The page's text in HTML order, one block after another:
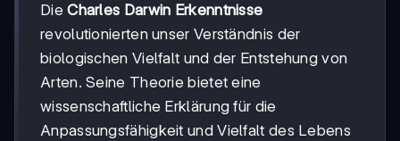
DieCharles Darwin Erkenntnisse
revolutionierten unser Verständnis der
biologischen Vielfalt und der Entstehung von
Arten. Seine Theorie bietet eine
wissenschaftliche Erklärung für die
Anpassungsfähigkeit und Vielfalt des Lebens